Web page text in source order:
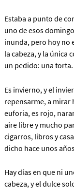
Estaba a punto de
uno de esos
inunda, pero hoy no
la cabeza, y la única
un pedido: una
Es invierno, y el
repensarme, a mirar
euforia, es rojo,
aire libre y mucho
cigarros, libros y
dicho hace unos
Hay días en que ni
cabeza, y el dulce